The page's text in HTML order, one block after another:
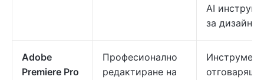
AI
за дизайн
Adobe
Premiere Pro
Професионално
редактиране на